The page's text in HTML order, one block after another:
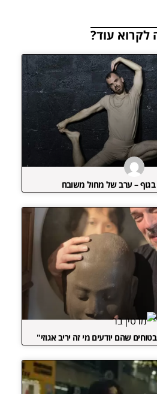
לקרוא עוד?
בגוף – ערב של מחול משובח
שהם יודעים מי זה יריב אגוזי"